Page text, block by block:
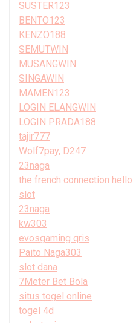
SUSTER123
BENTO123
KENZO188
SEMUTWIN
MUSANGWIN
SINGAWIN
MAMEN123
LOGIN ELANGWIN
LOGIN PRADA188
tajir777
Wolf7pay, D247
23naga
the french connection hello
slot
23naga
kw303
evosgaming qris
Paito Naga303
slot dana
7Meter Bet Bola
situs togel online
togel 4d